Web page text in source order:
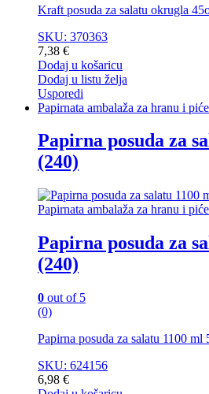
Kraft posuda za salatu okrugla
SKU: 370363
7,38 €
Dodaj u košaricu
Dodaj u listu želja
Usporedi
Papirnata ambalaža za hranu i piće
Papirna posuda za
(240)
Papirnata ambalaža za hranu i piće
Papirna posuda za
(240)
0 out of 5
(0)
Papirna posuda za salatu 1100 ml
SKU: 624156
6,98 €